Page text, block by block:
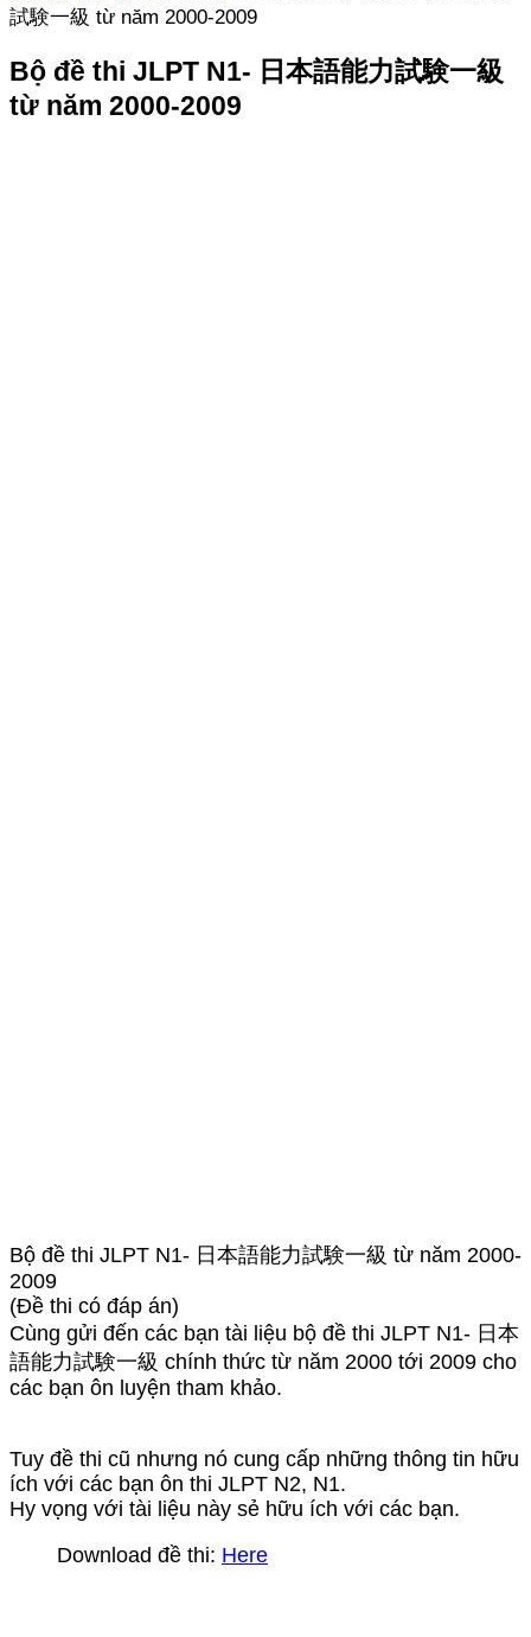
試験一級 từ năm 2000-2009
Bộ đề thi JLPT N1- 日本語能力試験一級
từ năm 2000-2009
Bộ đề thi JLPT N1- 日本語能力試験一級 từ năm 2000-
2009
(Đề thi có đáp án)
Cùng gửi đến các bạn tài liệu bộ đề thi JLPT N1- 日本
語能力試験一級 chính thức từ năm 2000 tới 2009 cho
các bạn ôn luyện tham khảo.
Tuy đề thi cũ nhưng nó cung cấp những thông tin hữu
ích với các bạn ôn thi JLPT N2, N1.
Hy vọng với tài liệu này sẻ hữu ích với các bạn.
Download đề thi: Here